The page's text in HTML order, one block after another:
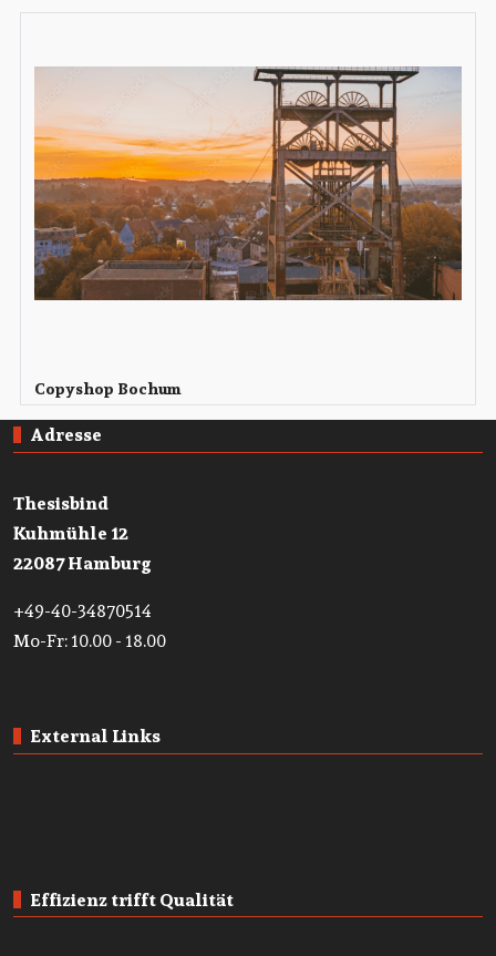
Copyshop Bochum
Adresse
Thesisbind
Kuhmühle 12
22087 Hamburg
+49-40-34870514
Mo-Fr: 10.00 - 18.00
External Links
Effizienz trifft Qualität